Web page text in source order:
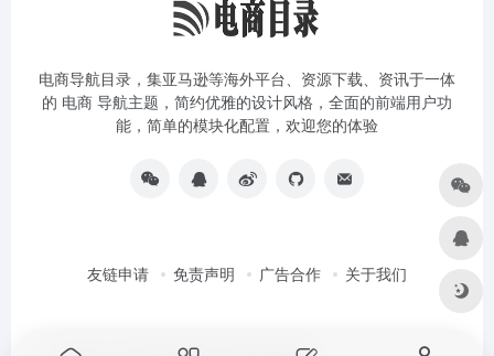
电商导航目录，集亚马逊等海外平台、资源下载、资讯于一体
的 电商 导航主题，简约优雅的设计风格，全面的前端用户功
能，简单的模块化配置，欢迎您的体验
友链申请 免责声明 广告合作 关于我们